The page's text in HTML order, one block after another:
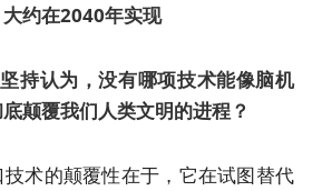
约在2040年实现
持认为，没有哪项技术能像脑机
颠覆我们人类文明的进程？
技术的颠覆性在于，它在试图替代